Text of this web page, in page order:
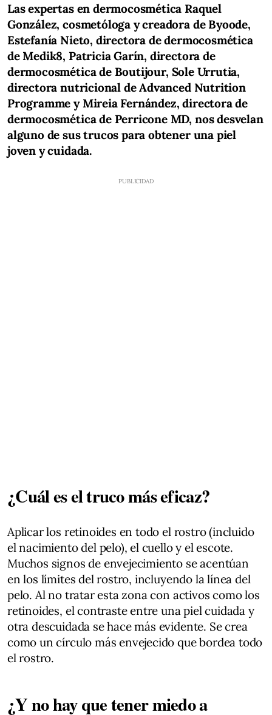
Las expertas en dermocosmética Raquel
González, cosmetóloga y creadora de Byoode,
Estefanía Nieto, directora de dermocosmética
de Medik8, Patricia Garín, directora de
dermocosmética de Boutijour, Sole Urrutia,
directora nutricional de Advanced Nutrition
Programme y Mireia Fernández, directora de
dermocosmética de Perricone MD, nos desvelan
alguno de sus trucos para obtener una piel
joven y cuidada.
¿Cuál es el truco más eficaz?
Aplicar los retinoides en todo el rostro (incluido
el nacimiento del pelo), el cuello y el escote.
Muchos signos de envejecimiento se acentúan
en los límites del rostro, incluyendo la línea del
pelo. Al no tratar esta zona con activos como los
retinoides, el contraste entre una piel cuidada y
otra descuidada se hace más evidente. Se crea
como un círculo más envejecido que bordea todo
el rostro.
¿Y no hay que tener miedo a